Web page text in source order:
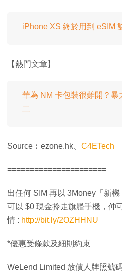
iPhone XS 終於用到 eSIM
【熱門文章】
華為 NM 卡包裝很難開？
二
Source︰ezone.hk、 C4ETech
======================
出任何 SIM 再以 3Money「新
可以 $0 現金拎走旗艦手機，仲
情 : http://bit.ly/2OZHHNU
*優惠受條款及細則約束
WeLend Limited 放債人牌照號